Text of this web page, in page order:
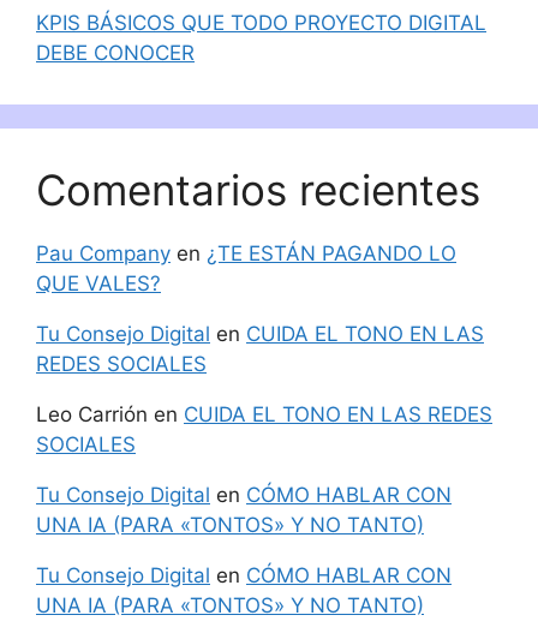
KPIS BÁSICOS QUE TODO PROYECTO DIGITAL
DEBE CONOCER
Comentarios recientes
Pau Company en ¿TE ESTÁN PAGANDO LO
QUE VALES?
Tu Consejo Digital en CUIDA EL TONO EN LAS
REDES SOCIALES
Leo Carrión en CUIDA EL TONO EN LAS REDES
SOCIALES
Tu Consejo Digital en CÓMO HABLAR CON
UNA IA (PARA «TONTOS» Y NO TANTO)
Tu Consejo Digital en CÓMO HABLAR CON
UNA IA (PARA «TONTOS» Y NO TANTO)